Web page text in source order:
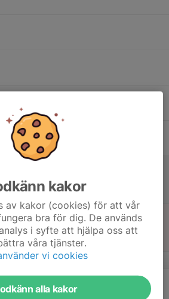
Ölmstad
Bankeryds SK
v.34
kakor
av kakor (cookies) för att vår
bra för dig. De används
i syfte att hjälpa oss att
våra tjänster.
vi cookies
alla kakor